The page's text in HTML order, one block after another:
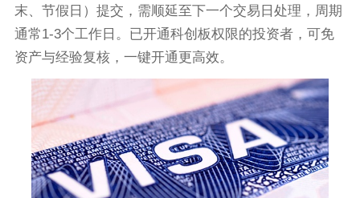
末、节假日）提交，需顺延至下一个交易日处理，周期
通常1-3个工作日。已开通科创板权限的投资者，可免
资产与经验复核，一键开通更高效。